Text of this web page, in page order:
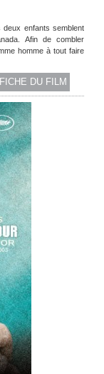
enfants semblent
Afin de combler
homme à tout faire
DU FILM